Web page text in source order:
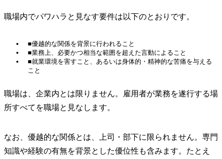
職場内でパワハラと見なす要件は以下のとおりです。
■優越的な関係を背景に行われること
■業務上、必要かつ相当な範囲を超えた言動によること
■就業環境を害すこと、あるいは身体的・精神的な苦痛を与える
こと
職場は、企業内とは限りません。雇用者が業務を遂行する場
所すべてを職場と見なします。
なお、優越的な関係とは、上司・部下に限られません。専門
知識や経験の有無を背景とした優位性も含みます。たとえ